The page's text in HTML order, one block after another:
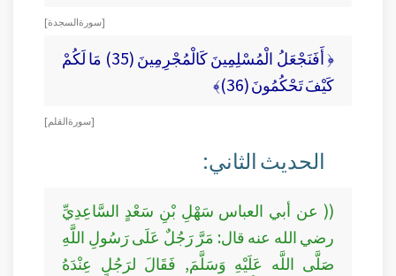
[ سورة السجدة ]
﴿ أَفَنَجْعَلُ الْمُسْلِمِينَ كَالْمُجْرِمِينَ (35) مَا لَكُمْ
كَيْفَ تَحْكُمُونَ (36)﴾
[ سورة القلم ]
الحديث الثاني:
(( عن أبي العباس سَهْلِ بْنِ سَعْدٍ السَّاعِدِيِّ
رضي الله عنه قال: مَرَّ رَجُلٌ عَلَى رَسُولِ اللَّهِ
صَلَّى اللَّه عَلَيْهِ وَسَلَّمَ, فَقَالَ لرَجُلٍ عِنْدَهُ